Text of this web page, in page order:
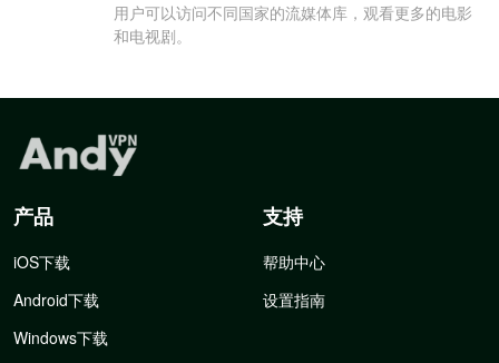
用户可以访问不同国家的流媒体库，观看更多的电影
和电视剧。
产品
iOS下载
Android下载
Windows下载
支持
帮助中心
设置指南